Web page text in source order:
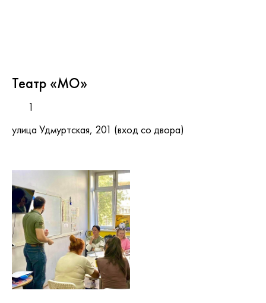
Театр «МО»
1
улица Удмуртская, 201 (вход со двора)